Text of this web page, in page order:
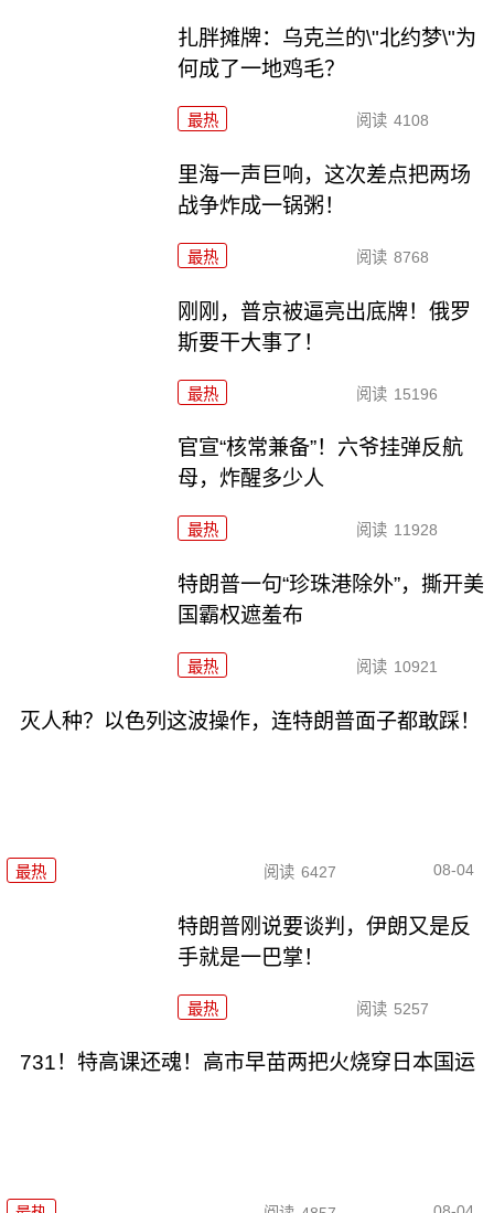
扎胖摊牌：乌克兰的\"北约梦\"为
何成了一地鸡毛？
最热 阅读 4108
里海一声巨响，这次差点把两场
战争炸成一锅粥！
最热 阅读 8768
刚刚，普京被逼亮出底牌！俄罗
斯要干大事了！
最热 阅读 15196
官宣“核常兼备”！六爷挂弹反航
母，炸醒多少人
最热 阅读 11928
特朗普一句“珍珠港除外”，撕开美
国霸权遮羞布
最热 阅读 10921
灭人种？以色列这波操作，连特朗普面子都敢踩！
最热 阅读 6427 08-04
特朗普刚说要谈判，伊朗又是反
手就是一巴掌！
最热 阅读 5257
731！特高课还魂！高市早苗两把火烧穿日本国运